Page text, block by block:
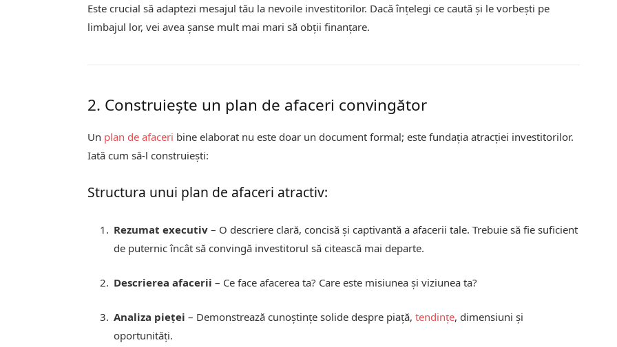
Este crucial să adaptezi mesajul tău la nevoile investitorilor. Dacă înțelegi ce caută și le vorbești pe
limbajul lor, vei avea șanse mult mai mari să obții finanțare.
2. Construiește un plan de afaceri convingător
Un plan de afaceri bine elaborat nu este doar un document formal; este fundația atracției investitorilor.
Iată cum să-l construiești:
Structura unui plan de afaceri atractiv:
Rezumat executiv – O descriere clară, concisă și captivantă a afacerii tale. Trebuie să fie suficient
de puternic încât să convingă investitorul să citească mai departe.
Descrierea afacerii – Ce face afacerea ta? Care este misiunea și viziunea ta?
Analiza pieței – Demonstrează cunoștințe solide despre piață,tendințe, dimensiuni și
oportunități.